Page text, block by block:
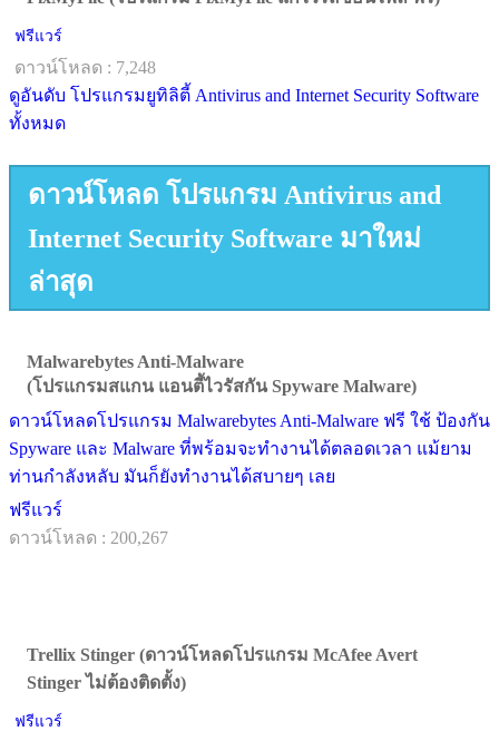
ฟรีแวร์
ดาวน์โหลด : 7,248
ดูอันดับ โปรแกรมยูทิลิตี้ Antivirus and Internet Security Software
ทั้งหมด
ดาวน์โหลด โปรแกรม Antivirus and
Internet Security Software มาใหม่
ล่าสุด
Malwarebytes Anti-Malware
(โปรแกรมสแกน แอนตี้ไวรัสกัน Spyware Malware)
ดาวน์โหลดโปรแกรม Malwarebytes Anti-Malware ฟรี ใช้ ป้องกัน
Spyware และ Malware ที่พร้อมจะทำงานได้ตลอดเวลา แม้ยาม
ท่านกำลังหลับ มันก็ยังทำงานได้สบายๆ เลย
ฟรีแวร์
ดาวน์โหลด : 200,267
Trellix Stinger (ดาวน์โหลดโปรแกรม McAfee Avert
Stinger ไม่ต้องติดตั้ง)
ฟรีแวร์